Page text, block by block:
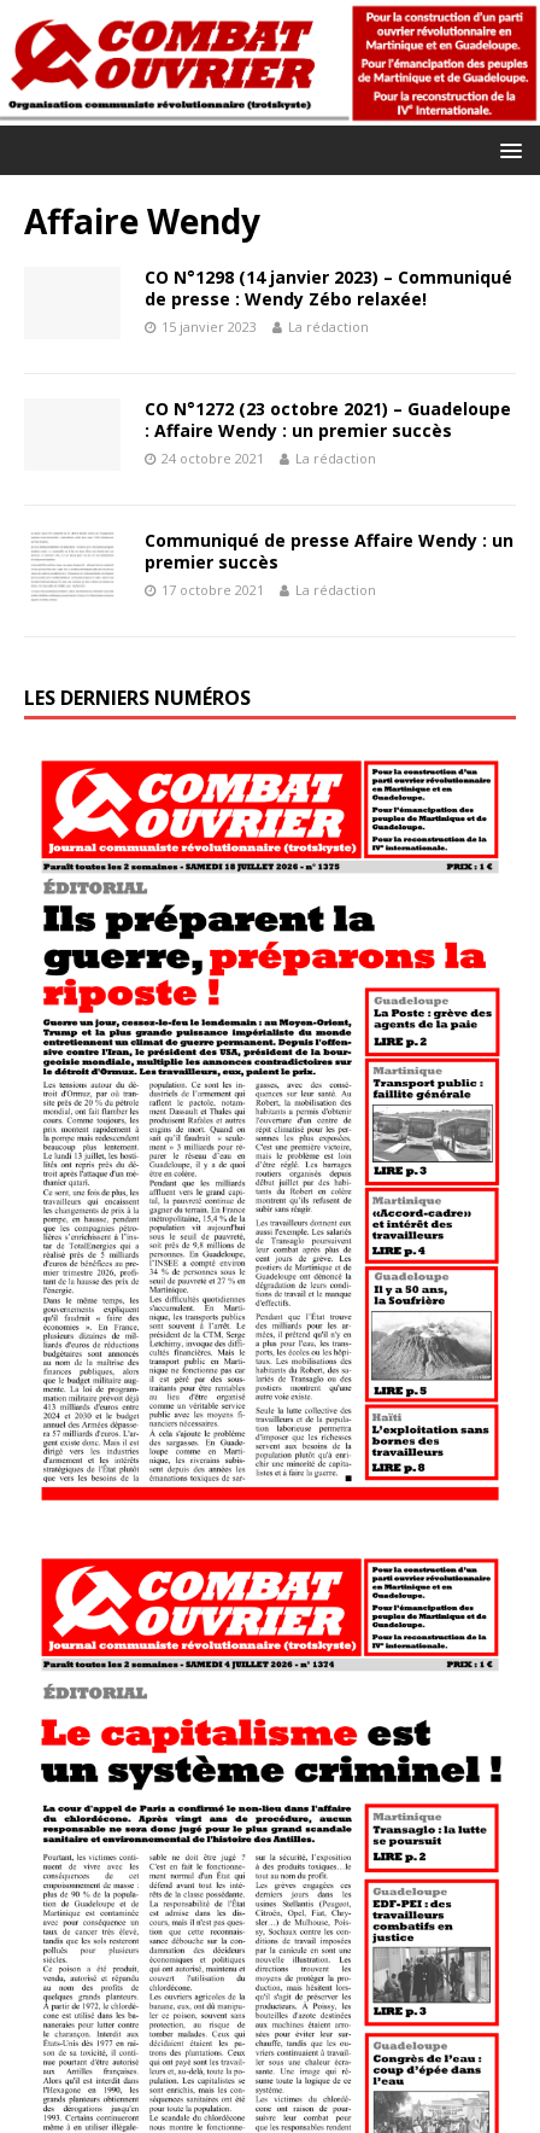
Affaire Wendy
CO N°1298 (14 janvier 2023) – Communiqué
de presse : Wendy Zébo relaxée!
15 janvier 2023 La rédaction
CO N°1272 (23 octobre 2021) – Guadeloupe
: Affaire Wendy : un premier succès
24 octobre 2021 La rédaction
Communiqué de presse Affaire Wendy : un
premier succès
17 octobre 2021 La rédaction
LES DERNIERS NUMÉROS